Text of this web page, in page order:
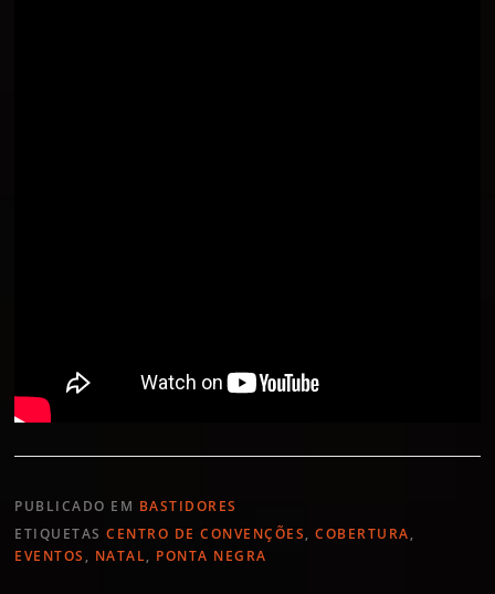
PUBLICADO EM BASTIDORES
ETIQUETASCENTRO DE CONVENÇÕES,COBERTURA,
EVENTOS , NATAL, PONTA NEGRA